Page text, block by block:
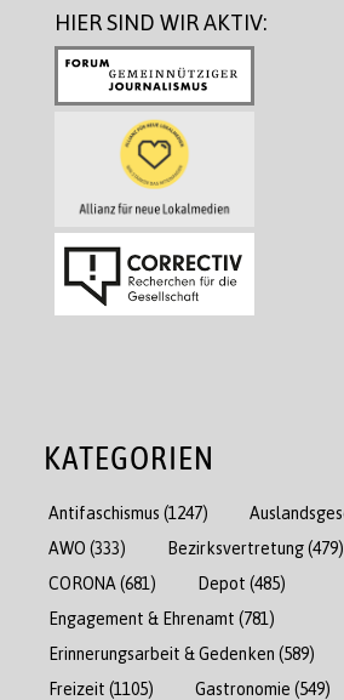
HIER SIND WIR AKTIV:
KATEGORIEN
Antifaschismus (1247)
AWO (333) Bezirksvertretung(479)
CORONA (681) Depot (485)
Engagement & Ehrenamt (781)
Erinnerungsarbeit & Gedenken (589)
Freizeit (1105) Gastronomie (549)